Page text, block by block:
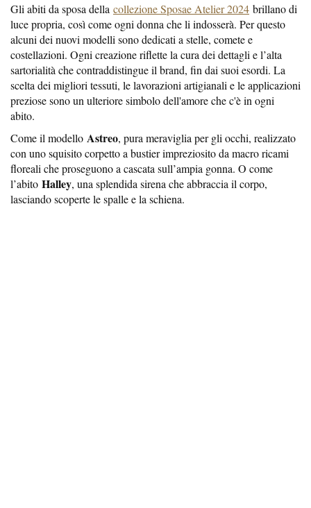
Gli abiti da sposa della collezione Sposae Atelier 2024 brillano di
luce propria, così come ogni donna che li indosserà. Per questo
alcuni dei nuovi modelli sono dedicati a stelle, comete e
costellazioni. Ogni creazione riflette la cura dei dettagli e l’alta
sartorialità che contraddistingue il brand, fin dai suoi esordi. La
scelta dei migliori tessuti, le lavorazioni artigianali e le applicazioni
preziose sono un ulteriore simbolo dell'amore che c'è in ogni
abito.
Come il modello Astreo, pura meraviglia per gli occhi, realizzato
con uno squisito corpetto a bustier impreziosito da macro ricami
floreali che proseguono a cascata sull’ampia gonna. O come
l’abito Halley, una splendida sirena che abbraccia il corpo,
lasciando scoperte le spalle e la schiena.